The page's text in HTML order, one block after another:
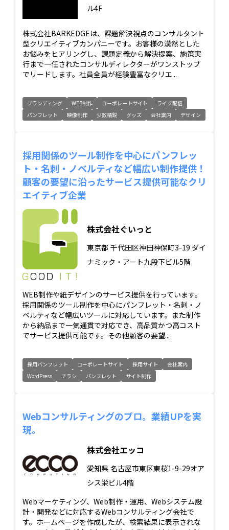
ル4F
株式会社BARKEDGEは、課題解決視点のコンサルタント
型クリエイティブカンパニーです。お客様の漠然とした
お悩みをヒアリングし、課題定義から解決提案、施策実
行まで一任されたコンサルディレクターがワンストップ
でリードします。社員全員が経験豊富なクリエ...
ブランディング WEB制作 コーポレートサイト
ライブ配信
パンフレット
映像制作 少数精鋭 グッズ 会社案内 デザイン
採用関係のツール制作を中心にパンフレッ
ト・名刺・ノベルティなど幅広い制作提供！
顧客の要望に沿ったサービス提供可能なクリ
エイティブ企業
株式会社ぐいっと
東京都 千代田区神田神保町3-19 ダイ
ナミック・アート九段下ビル5階
WEB制作や紙デザインのサービス提供を行っています。
採用関係のツール制作を中心にパンフレット・名刺・ノ
ベルティなど幅広いツールに対応しています。また制作
から納品まで一気通貫で対応でき、高品質かつ高コスト
でサービス提供可能です。その他顧客の要望...
採用パンフレット コーポレートサイト 採用サイト
会社案内
WordPress
チラシ パンフレット サイト制作
Webコンサルティングのプロ。業績UPを実
現。
株式会社エッコ
愛知県 名古屋市東区東桜1-9-29オア
シス栄ビル4階
Webマーケティング、Web制作・運用、Webシステム設
計・開発などに対応するWebコンサルティング会社で
す。ホームページを作成したが、検索結果に表示されな